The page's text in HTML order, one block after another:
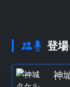
登
神